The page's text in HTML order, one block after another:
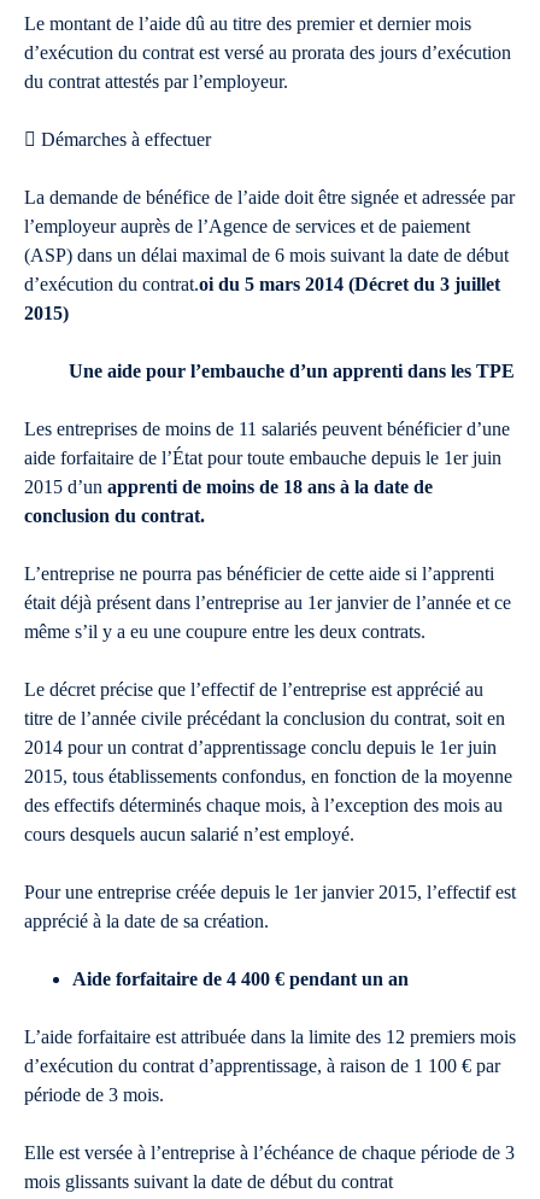
Le montant de l’aide dû au titre des premier et dernier mois
d’exécution du contrat est versé au prorata des jours d’exécution
du contrat attestés par l’employeur.
 Démarches à effectuer
La demande de bénéfice de l’aide doit être signée et adressée par
l’employeur auprès de l’Agence de services et de paiement
(ASP) dans un délai maximal de 6 mois suivant la date de début
d’exécution du contrat.oi du 5 mars 2014 (Décret du 3 juillet
2015)
Une aide pour l’embauche d’un apprenti dans les TPE
Les entreprises de moins de 11 salariés peuvent bénéficier d’une
aide forfaitaire de l’État pour toute embauche depuis le 1er juin
2015 d’un apprenti de moins de 18 ans à la date de
conclusion du contrat.
L’entreprise ne pourra pas bénéficier de cette aide si l’apprenti
était déjà présent dans l’entreprise au 1er janvier de l’année et ce
même s’il y a eu une coupure entre les deux contrats.
Le décret précise que l’effectif de l’entreprise est apprécié au
titre de l’année civile précédant la conclusion du contrat, soit en
2014 pour un contrat d’apprentissage conclu depuis le 1er juin
2015, tous établissements confondus, en fonction de la moyenne
des effectifs déterminés chaque mois, à l’exception des mois au
cours desquels aucun salarié n’est employé.
Pour une entreprise créée depuis le 1er janvier 2015, l’effectif est
apprécié à la date de sa création.
Aide forfaitaire de 4 400 € pendant un an
L’aide forfaitaire est attribuée dans la limite des 12 premiers mois
d’exécution du contrat d’apprentissage, à raison de 1 100 € par
période de 3 mois.
Elle est versée à l’entreprise à l’échéance de chaque période de 3
mois glissants suivant la date de début du contrat